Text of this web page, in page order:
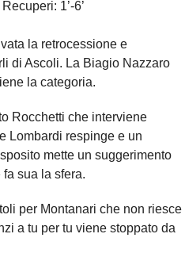
1’-6’
la retrocessione e
di Ascoli. La Biagio Nazzaro
la categoria.
Rocchetti che interviene
Lombardi respinge e un
mette un suggerimento
sua la sfera.
per Montanari che non riesce
a tu per tu viene stoppato da